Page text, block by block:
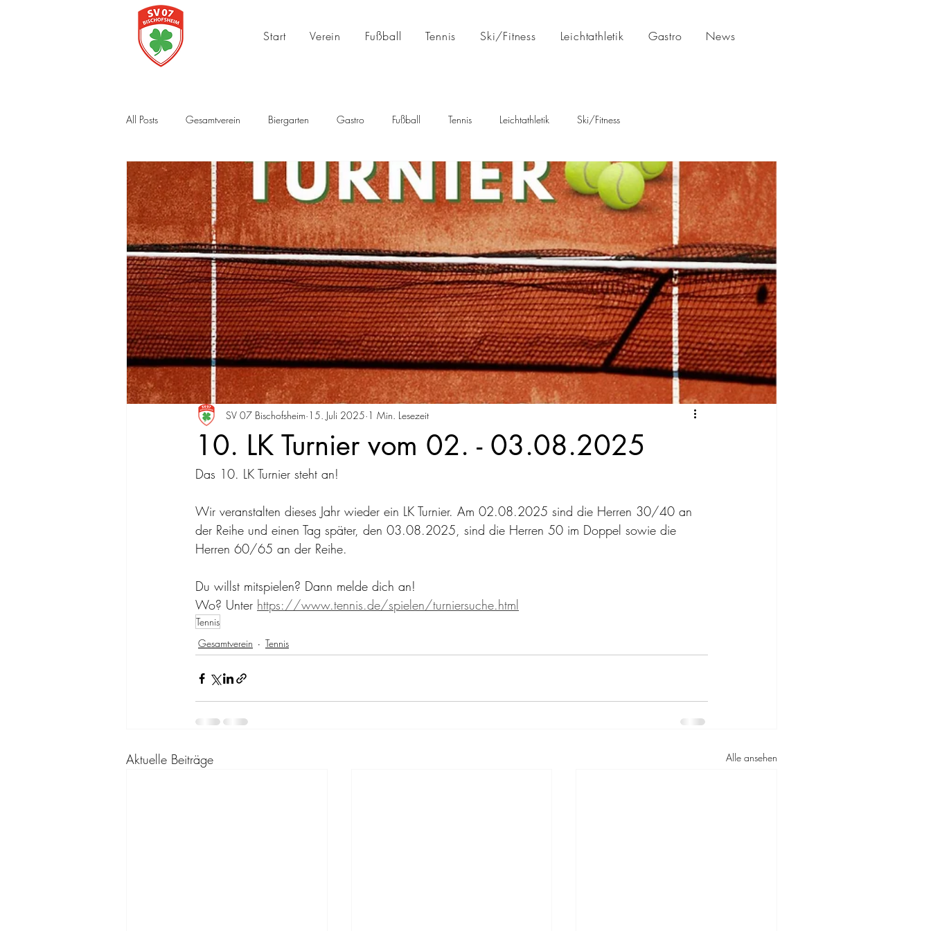
Start Verein Fußball Tennis Ski/Fitness Leichtathletik Gastro News
All Posts Gesamtverein Biergarten Gastro Fußball Tennis Leichtathletik Ski/Fitness
10. LK Turnier vom 02. - 03.08.2025
SV 07 Bischofsheim 15. Juli 2025 1 Min. Lesezeit
Das 10. LK Turnier steht an!
Wir veranstalten dieses Jahr wieder ein LK Turnier. Am 02.08.2025 sind die Herren 30/40 an
der Reihe und einen Tag später, den 03.08.2025, sind die Herren 50 im Doppel sowie die
Herren 60/65 an der Reihe.
Du willst mitspielen? Dann melde dich an!
Wo? Unter https://www.tennis.de/spielen/turniersuche.html
Tennis
Gesamtverein
Tennis
Aktuelle Beiträge Alle ansehen